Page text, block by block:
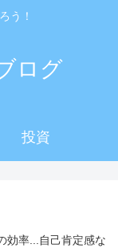
う！
ログ
投資
効率...自己肯定感な